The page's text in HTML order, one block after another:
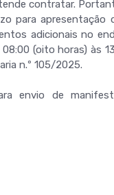
contratar.
para apresentação
adicionais no
(oito horas) às
n.º 105/2025.
envio de